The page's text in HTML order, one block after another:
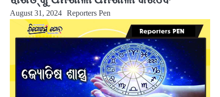
August 31, 2024 Reporters Pen